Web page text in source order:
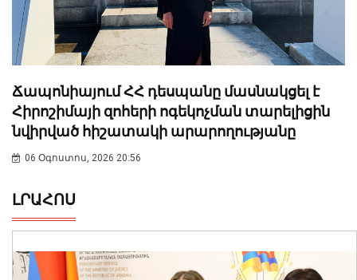
Ճապոնիայում ՀՀ դեսպանը մասնակցել է
Հիրոշիմայի զոհերի ոգեկոչման տարելիցին
նվիրված հիշատակի արարողությանը
06 Օգոստոս, 2026 20:56
ԼՐԱՀՈՍ